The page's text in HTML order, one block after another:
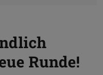
Runde!